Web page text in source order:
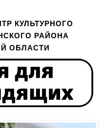
КУЛЬТУРНОГО
РАЙОНА
ОБЛАСТИ